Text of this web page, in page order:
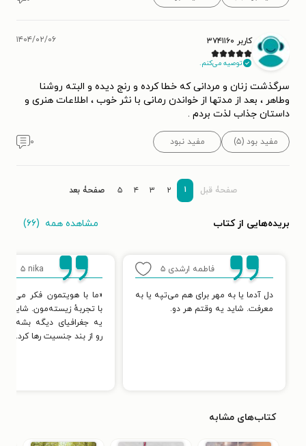
کاربر ۳۷۴۱۱۶۰
توصیه می‌کنم.
۱۴۰۴/۰۲/۰۶
سرگذشت زنان و مردانی که خطا کرده و رنج دیده و البته روشنا
وطاهر ، بعد از مدتها از خواندن رمانی با نثر خوب ، اطلاعات هنری و
داستان جذاب لذت بردم .
مفید بود (۵) مفید نبود ۰
صفحۀ قبل ۱ ۲ ۳ ۴ ۵ صفحۀ بعد
بریده‌هایی از کتاب مشاهده همه (۶۶)
فاطمه ارشدی ۵
دل آدما یا به مهر برای هم می‌تپه یا به
معرفت. شاید یه وقتم هر دو.
nika ۵
«ما با هویتمون فکر
با تجربهٔ زیسته‌مون. شاید
یه جغرافیای دیگه بشه
رو از بند جنسیت رها کرد.»
کتاب‌های مشابه